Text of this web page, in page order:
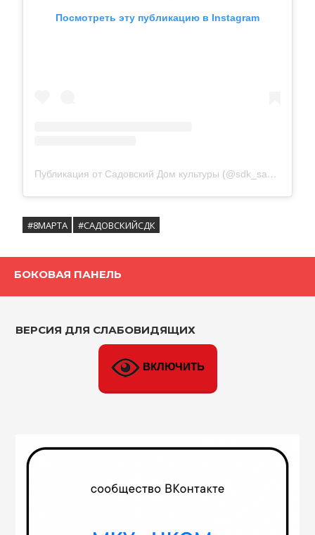
Посмотреть эту публикацию в Instagram
Публикация от Садовский Дом культуры (@sdk_sadoviy)
#8МАРТА #САДОВСКИЙСДК
БОКОВАЯ ПАНЕЛЬ
ВЕРСИЯ ДЛЯ СЛАБОВИДЯЩИХ
ВКЛЮЧИТЬ